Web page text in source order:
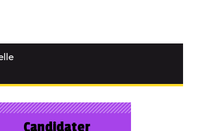
Candidater